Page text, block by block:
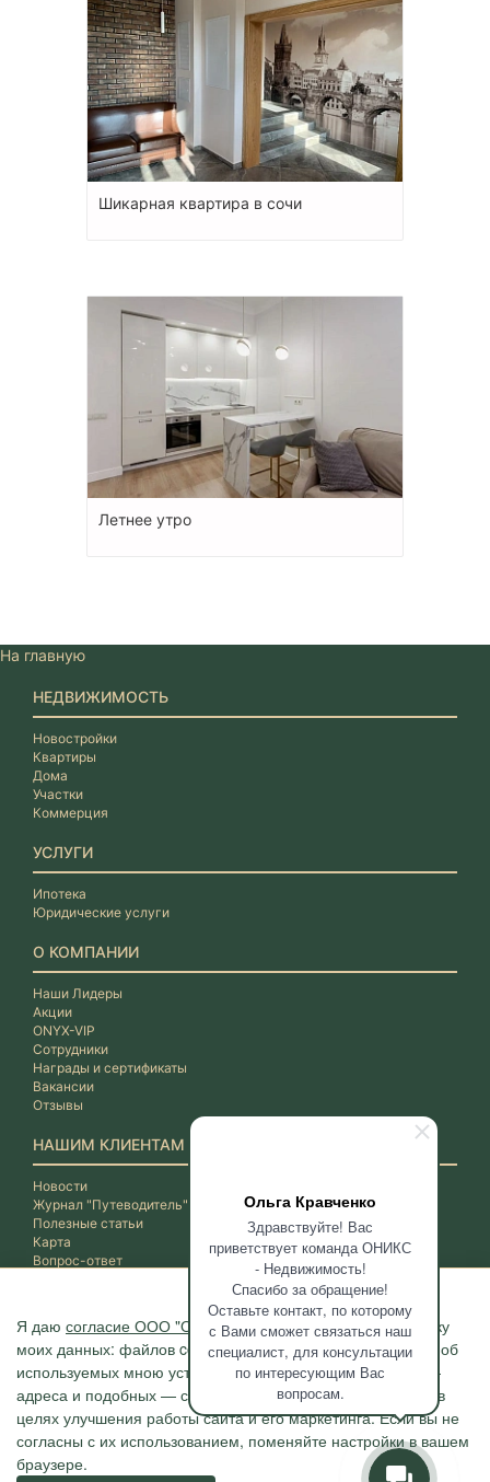
Ольга Кравченко
Здравствуйте! Вас
приветствует команда ОНИКС
- Недвижимость!
Спасибо за обращение!
Оставьте контакт, по которому
с Вами сможет связаться наш
специалист, для консультации
по интересующим Вас
вопросам.
Шикарная квартира в сочи
Летнее утро
Я даю согласие ООО "ОНИКС-Недвижимость"на обработку
моих данных: файлов cookie, сведений о моих действиях, об
используемых мною устройствах, даты и время сессии, IP-
адреса и подобных — с помощью метрических программ в
целях улучшения работы сайта и его маркетинга. Если вы не
согласны с их использованием, поменяйте настройки в вашем
браузере.
На главную
НЕДВИЖИМОСТЬ
Новостройки
Квартиры
Дома
Участки
Коммерция
УСЛУГИ
Ипотека
Юридические услуги
О КОМПАНИИ
Наши Лидеры
Акции
ONYX-VIP
Сотрудники
Награды и сертификаты
Вакансии
Отзывы
НАШИМ КЛИЕНТАМ
Новости
Журнал "Путеводитель"
Полезные статьи
Карта
Вопрос-ответ